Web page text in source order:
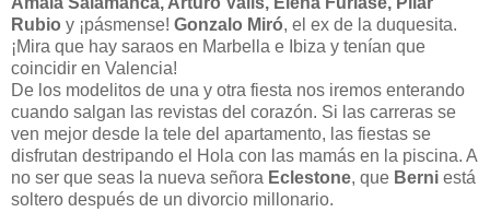
Rubio y ¡pásmense! Gonzalo Miró, el ex de la duquesita.
¡Mira que hay saraos en Marbella e Ibiza y tenían que
coincidir en Valencia!
De los modelitos de una y otra fiesta nos iremos enterando
cuando salgan las revistas del corazón. Si las carreras se
ven mejor desde la tele del apartamento, las fiestas se
disfrutan destripando el Hola con las mamás en la piscina. A
no ser que seas la nueva señora Eclestone, que Berni está
soltero después de un divorcio millonario.